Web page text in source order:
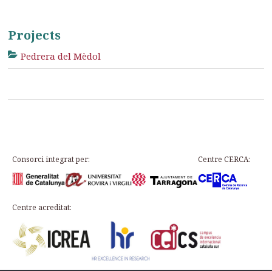
Projects
Pedrera del Mèdol
Consorci integrat per: Centre CERCA:
Centre acreditat: